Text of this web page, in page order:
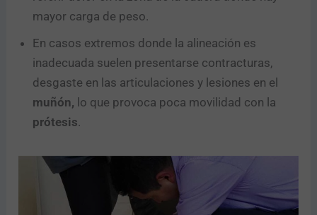
mayor carga de peso.
En casos extremos donde la alineación es
inadecuada suelen presentarse contracturas,
desgaste en las articulaciones y lesiones en el
muñón, lo que provoca poca movilidad con la
prótesis.